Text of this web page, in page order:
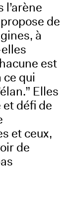
de
à
est
ce qui
Elles
défi de
et ceux,
de